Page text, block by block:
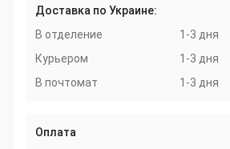
Доставка по Украине:
В отделение
1-3 дня
Курьером
1-3 дня
В почтомат
1-3 дня
Оплата